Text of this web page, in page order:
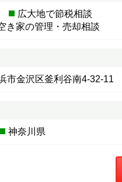
広大地で節税相談
き家の管理・売却相談
市金沢区釜利谷南4-32-11
神奈川県